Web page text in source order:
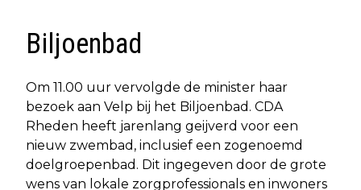
Biljoenbad
Om 11.00 uur vervolgde de minister haar
bezoek aan Velp bij het Biljoenbad. CDA
Rheden heeft jarenlang geijverd voor een
nieuw zwembad, inclusief een zogenoemd
doelgroepenbad. Dit ingegeven door de grote
wens van lokale zorgprofessionals en inwoners